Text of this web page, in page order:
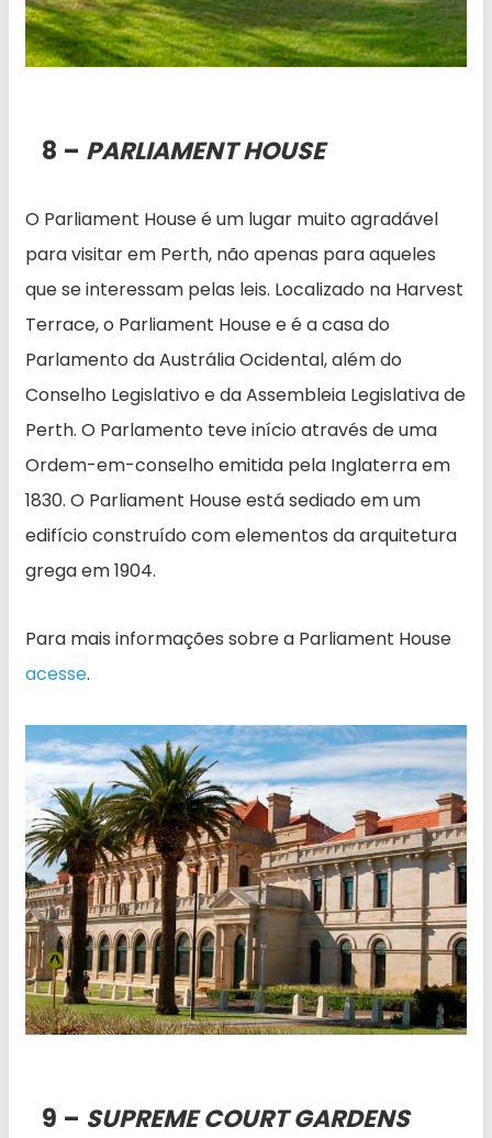
8 – PARLIAMENT HOUSE
O Parliament House é um lugar muito agradável
para visitar em Perth, não apenas para aqueles
que se interessam pelas leis. Localizado na Harvest
Terrace, o Parliament House e é a casa do
Parlamento da Austrália Ocidental, além do
Conselho Legislativo e da Assembleia Legislativa de
Perth. O Parlamento teve início através de uma
Ordem-em-conselho emitida pela Inglaterra em
1830. O Parliament House está sediado em um
edifício construído com elementos da arquitetura
grega em 1904.
Para mais informações sobre a Parliament House
acesse.
9 – SUPREME COURT GARDENS